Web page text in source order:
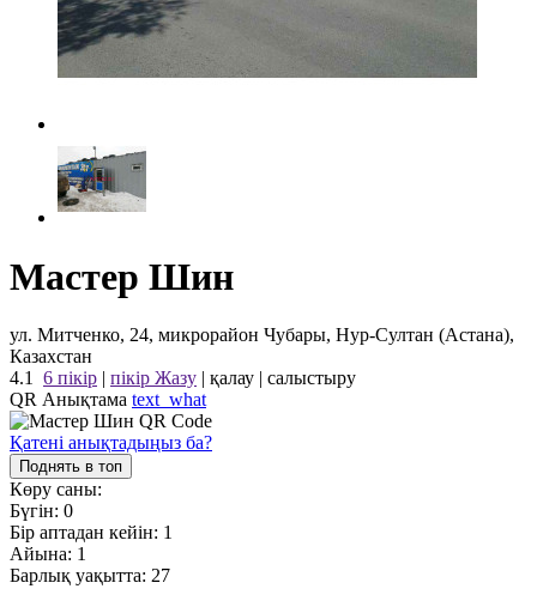
Мастер Шин
ул. Митченко, 24, микрорайон Чубары, Нур-Султан (Астана),
Казахстан
4.1
6 пікір | пікір Жазу | қалау | салыстыру
QR Анықтама text_what
Қатені анықтадыңыз ба?
Поднять в топ
Көру саны:
Бүгін: 0
Бір аптадан кейін: 1
Айына: 1
Барлық уақытта: 27